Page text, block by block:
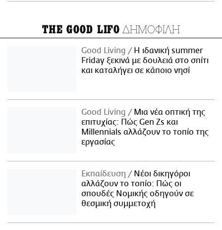
THE GOOD LIFO ΔΗΜΟΦΙΛΗ
Good Living
Η ιδανική summer
Friday ξεκινά με δουλειά στο σπίτι
και καταλήγει σε κάποιο νησί
Good Living
Μια νέα οπτική της
επιτυχίας: Πώς Gen Zs και
Millennials αλλάζουν το τοπίο της
εργασίας
Εκπαίδευση
Νέοι δικηγόροι
αλλάζουν το τοπίο: Πώς οι
σπουδές Νομικής οδηγούν σε
θεσμική συμμετοχή